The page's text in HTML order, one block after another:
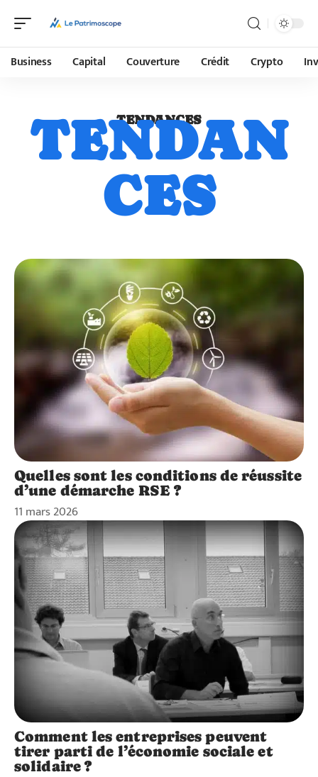
Business Capital Couverture Crédit Crypto
TENDANCES
TENDAN
CES
Quelles sont les conditions de réussite
d’une démarche RSE ?
11 mars 2026
Comment les entreprises peuvent
tirer parti de l’économie sociale et
solidaire ?